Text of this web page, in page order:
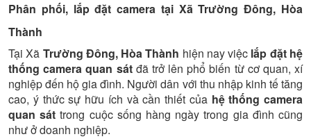
Phân phối, lắp đặt camera tại Xã Trường Đông, Hòa
Thành
Tại Xã Trường Đông, Hòa Thành hiện nay việc lắp đặt hệ
thống camera quan sátđã trở lên phổ biến từ cơ quan, xí
nghiệp đến hộ gia đình. Người dân với thu nhập kinh tế tăng
cao, ý thức sự hữu ích và cần thiết của hệ thống camera
quan sát trong cuộc sống hàng ngày trong gia đình cũng
như ở doanh nghiệp.